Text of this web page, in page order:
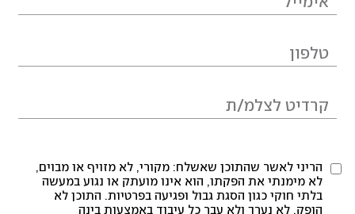
הריני לאשר שהתוכן שאשלח: מקורי, לא מזויף או מבוים,
לא מימנתי את הפקתו, הוא אינו מועתק או נגוע במעשה
בלתי חוקי כגון הסגת גבול ופגיעה בפרטיות. התוכן לא
הופק, לא נערך ולא עבר כל עיבוד באמצעות בינה